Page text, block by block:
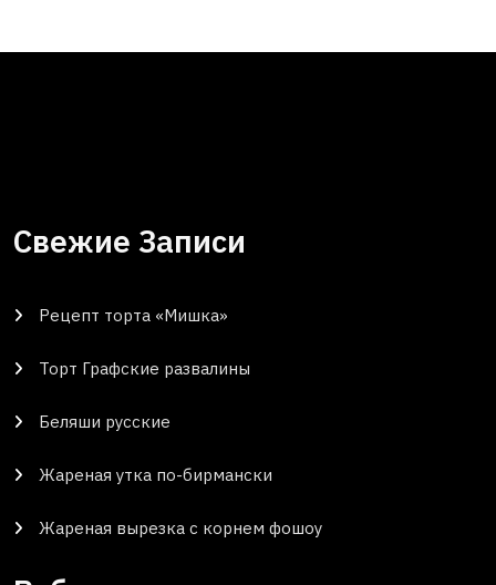
Свежие Записи
Рецепт торта «Мишка»
Торт Графские развалины
Беляши русские
Жареная утка по-бирмански
Жареная вырезка с корнем фошоу